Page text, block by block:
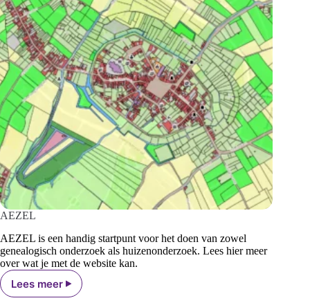
AEZEL
AEZEL is een handig startpunt voor het doen van zowel
genealogisch onderzoek als huizenonderzoek. Lees hier meer
over wat je met de website kan.
Lees meer
AEZEL